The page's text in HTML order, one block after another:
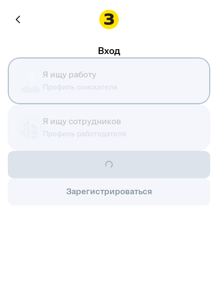
Вход
Я ищу работу
Профиль соискателя
Я ищу сотрудников
Профиль работодателя
Зарегистрироваться